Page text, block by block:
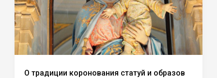
О традиции коронования статуй и образов